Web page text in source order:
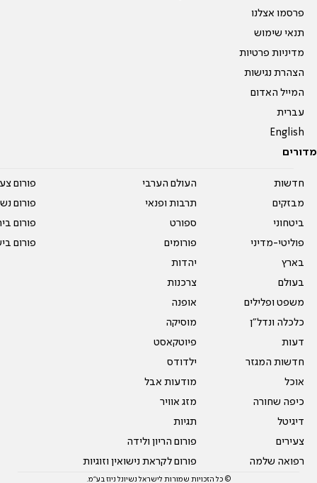
פרסמו אצלנו
תנאי שימוש
מדיניות פרטיות
הצהרת נגישות
המייל האדום
עברית
English
מדורים
חדשות
מבזקים
ביטחוני
פוליטי-מדיני
בארץ
בעולם
משפט ופלילים
כלכלה ונדל"ן
דעות
חדשות המגזר
אוכל
כיפה שחורה
דיגיטל
צעירים
רפואה שלמה
העולם הערבי
תרבות ופנאי
ספורט
פורומים
יהדות
צרכנות
אופנה
מוסיקה
פיוטקאסט
ילדודס
מודעות אבל
מזג אוויר
תגיות
פורום הריון ולידה
פורום לקראת נישואין וזוגיות
פורום
פורום
פורום
פורום
© כל הזכויות שמורות לישראל נשיונל ניוז בע"מ.